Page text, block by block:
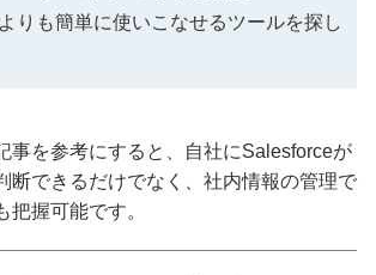
りも簡単に使いこなせるツールを探し
事を参考にすると、自社にSalesforceが
断できるだけでなく、社内情報の管理で
把握可能です。